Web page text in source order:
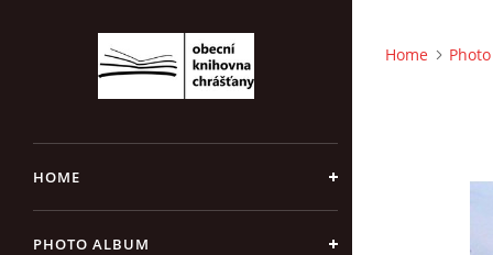
HOME
PHOTO ALBUM
Home